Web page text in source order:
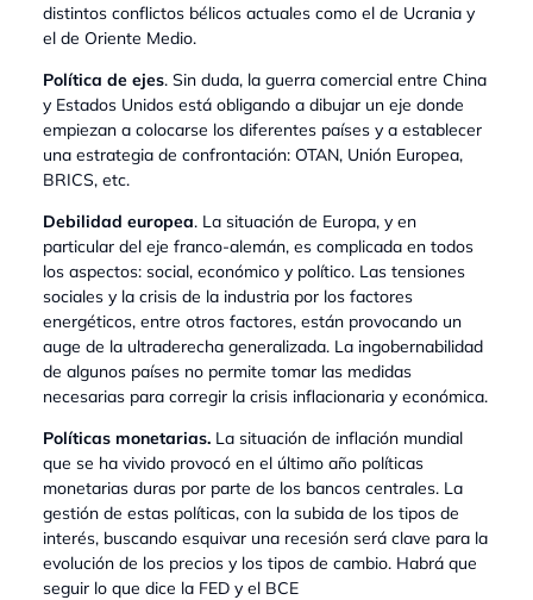
distintos conflictos bélicos actuales como el de Ucrania y
el de Oriente Medio.
Política de ejes. Sin duda, la guerra comercial entre China
y Estados Unidos está obligando a dibujar un eje donde
empiezan a colocarse los diferentes países y a establecer
una estrategia de confrontación: OTAN, Unión Europea,
BRICS, etc.
Debilidad europea. La situación de Europa, y en
particular del eje franco-alemán, es complicada en todos
los aspectos: social, económico y político. Las tensiones
sociales y la crisis de la industria por los factores
energéticos, entre otros factores, están provocando un
auge de la ultraderecha generalizada. La ingobernabilidad
de algunos países no permite tomar las medidas
necesarias para corregir la crisis inflacionaria y económica.
Políticas monetarias. La situación de inflación mundial
que se ha vivido provocó en el último año políticas
monetarias duras por parte de los bancos centrales. La
gestión de estas políticas, con la subida de los tipos de
interés, buscando esquivar una recesión será clave para la
evolución de los precios y los tipos de cambio. Habrá que
seguir lo que dice la FED y el BCE